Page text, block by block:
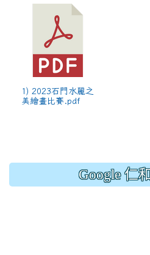
1) 2023石門水麗之
美繪畫比賽.pdf
Google 仁